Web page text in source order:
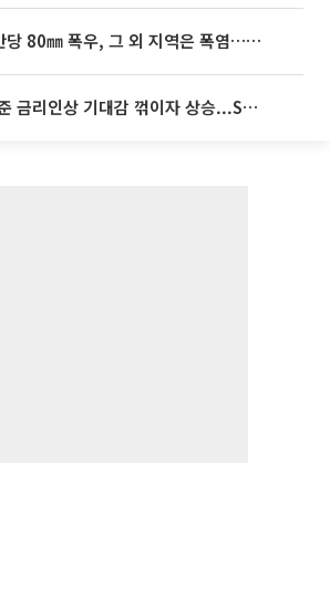
동해안은 시간당 80㎜ 폭우, 그 외 지역은 폭염…‘극과 극 날씨’
뉴욕증시, 연준 금리인상 기대감 꺾이자 상승...S&P500 사상 최고치 [종합]